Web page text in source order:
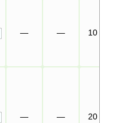
— — 10
— — 20